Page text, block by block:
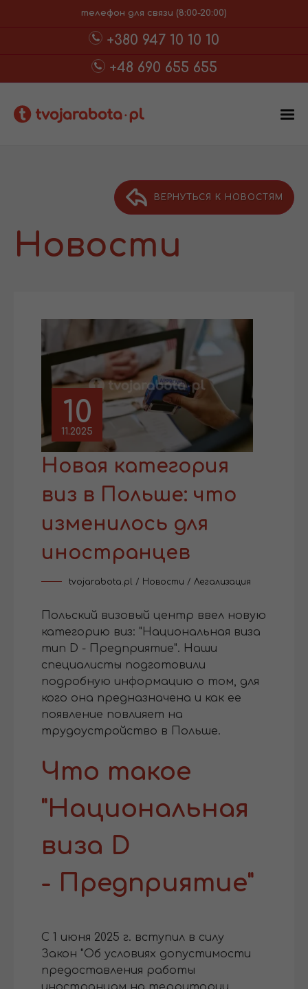
телефон для связи (8:00-20:00)
+380 947 10 10 10
+48 690 655 655
ВЕРНУТЬСЯ К НОВОСТЯМ
Новости
10
11.2025
Новая категория
виз в Польше: что
изменилось для
иностранцев
tvojarabota.pl / Новости / Легализация
Польский визовый центр ввел новую
категорию виз: "Национальная виза
тип D - Предприятие". Наши
специалисты подготовили
подробную информацию о том, для
кого она предназначена и как ее
появление повлияет на
трудоустройство в Польше.
Что такое
"Национальная
виза D
- Предприятие"
С 1 июня 2025 г. вступил в силу
Закон "Об условиях допустимости
предоставления работы